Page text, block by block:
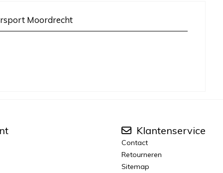
Moordrecht
Klantenservice
Contact
Retourneren
Sitemap